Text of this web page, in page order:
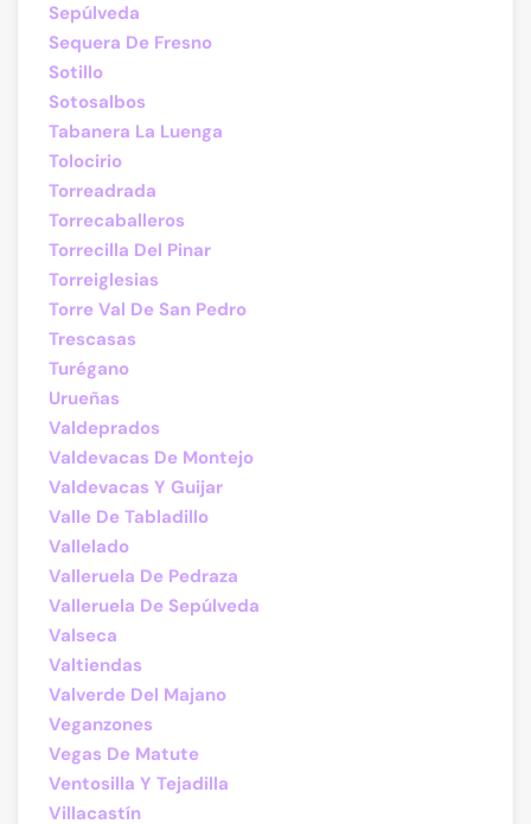
Sepúlveda
Sequera De Fresno
Sotillo
Sotosalbos
Tabanera La Luenga
Tolocirio
Torreadrada
Torrecaballeros
Torrecilla Del Pinar
Torreiglesias
Torre Val De San Pedro
Trescasas
Turégano
Urueñas
Valdeprados
Valdevacas De Montejo
Valdevacas Y Guijar
Valle De Tabladillo
Vallelado
Valleruela De Pedraza
Valleruela De Sepúlveda
Valseca
Valtiendas
Valverde Del Majano
Veganzones
Vegas De Matute
Ventosilla Y Tejadilla
Villacastín